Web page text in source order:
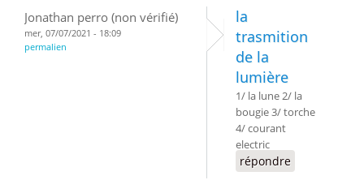
Jonathan perro (non vérifié)
mer, 07/07/2021 - 18:09
permalien
la
trasmition
de la
lumière
1/ la lune 2/ la
bougie 3/ torche
4/ courant
electric
répondre